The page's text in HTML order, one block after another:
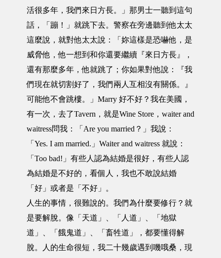
活很多年，我們來日方長。」那男士一聽到這句
話，「蹦！」就跳下去。警察在旁邊聽到他太太
這麼說，就對他太太說：「妳這樣是恐嚇他，是
威脅他，他一想到和你還要繼續『來日方長』，
還有那麼多年，他就跳了；你如果對他說：『我
們現在就切割好了，我們兩人互相沒有關係。』
可能他不會跳樓。」Marry 好不好？我在美國，
有一次，去了Tavern，就是Wine Store，waiter and
waitress問我：「Are you married？」我說：
「Yes. I am married.」Waiter and waitress 就說：
「Too bad!」有些人認為結婚是很好，有些人認
為結婚是不好的，看個人，我也不敢說結婚
「好」或者是「不好」。
人生的事情，很難說的。我們為什麼要修行？就
是要解脫。像「天道」、「人道」、「地獄
道」、「餓鬼道」、「畜牲道」，都要懂得解
脫。人的生命很短，我二十幾歲遇到嘰哦桑，現